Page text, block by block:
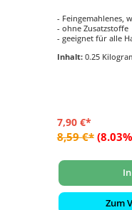
- Feingemahlenes,
- ohne Zusatzstoffe
- geeignet für alle
Inhalt: 0.25
7,90 €*
8,59 €*
Zum